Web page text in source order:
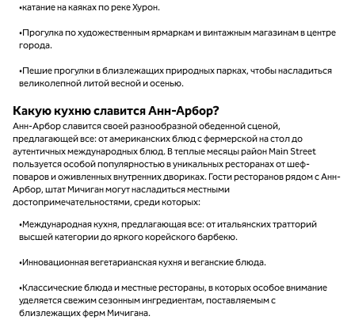
•катание на каяках по реке Хурон.
•Прогулка по художественным ярмаркам и винтажным магазинам в центре
города.
•Пешие прогулки в близлежащих природных парках, чтобы насладиться
великолепной литой весной и осенью.
Какую кухню славится Анн-Арбор?
Анн-Арбор славится своей разнообразной обеденной сценой,
предлагающей все: от американских блюд с фермерской на стол до
аутентичных международных блюд. В теплые месяцы район Main Street
пользуется особой популярностью в уникальных ресторанах от шеф-
поваров и оживленных внутренних двориках. Гости ресторанов рядом с Анн-
Арбор, штат Мичиган могут насладиться местными
достопримечательностями, среди которых:
•Международная кухня, предлагающая все: от итальянских тратторий
высшей категории до яркого корейского барбекю.
•Инновационная вегетарианская кухня и веганские блюда.
•Классические блюда и местные рестораны, в которых особое внимание
уделяется свежим сезонным ингредиентам, поставляемым с
близлежащих ферм Мичигана.